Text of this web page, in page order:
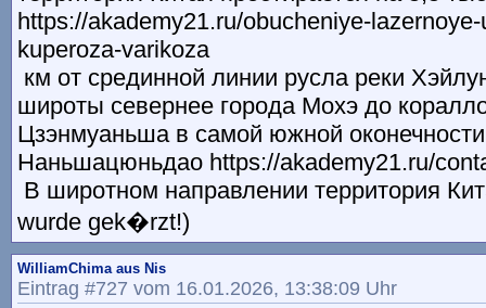
https://akademy21.ru/obucheniye-
kuperoza-varikoza
км от срединной линии русла реки
широты севернее города Мохэ до
Цзэнмуаньша в самой южной
Наньшацюньдао https://akademy21.ru/
В широтном направлении территория
wurde gek�rzt!)
WilliamChima aus Nis
Eintrag #727 vom 16.01.2026, 13:38:09 Uhr